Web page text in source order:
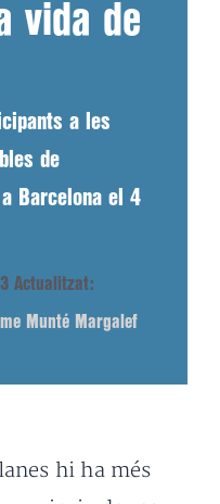
vida de
a les
de
Barcelona el 4
Actualitzat:
Munté Margalef
hi ha més